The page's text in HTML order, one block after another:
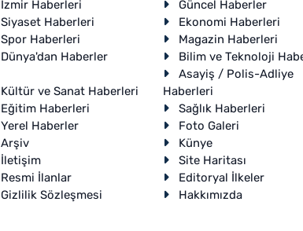
İzmir Haberleri
Güncel Haberler
Siyaset Haberleri
Ekonomi Haberleri
Spor Haberleri
Magazin Haberleri
Dünya'dan Haberler
Bilim ve Teknoloji
Kültür ve Sanat Haberleri
Asayiş / Polis-Adliye
Haberleri
Eğitim Haberleri
Sağlık Haberleri
Yerel Haberler
Foto Galeri
Arşiv
Künye
İletişim
Site Haritası
Resmi İlanlar
Editoryal İlkeler
Gizlilik Sözleşmesi
Hakkımızda